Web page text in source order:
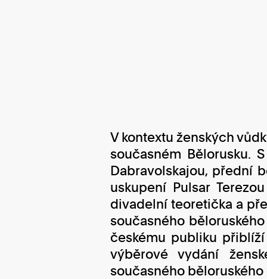
V kontextu ženských
současném Bělorusku.
Dabravolskajou, přední
uskupení Pulsar
divadelní teoretička a
současného
českému publiku
výběrové vydání
současného